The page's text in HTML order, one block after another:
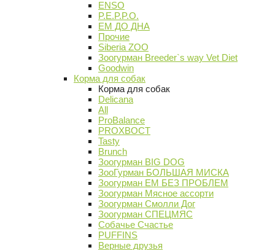
ENSO
P.E.P.P.O.
ЕМ ДО ДНА
Прочие
Siberia ZOO
Зоогурман Breeder`s way Vet Diet
Goodwin
Корма для собак
Корма для собак
Delicana
All
ProBalance
PROХВОСТ
Tasty
Brunch
Зоогурман BIG DOG
ЗооГурман БОЛЬШАЯ МИСКА
Зоогурман ЕМ БЕЗ ПРОБЛЕМ
Зоогурман Мясное ассорти
Зоогурман Смолли Дог
Зоогурман СПЕЦМЯС
Собачье Счастье
PUFFINS
Верные друзья